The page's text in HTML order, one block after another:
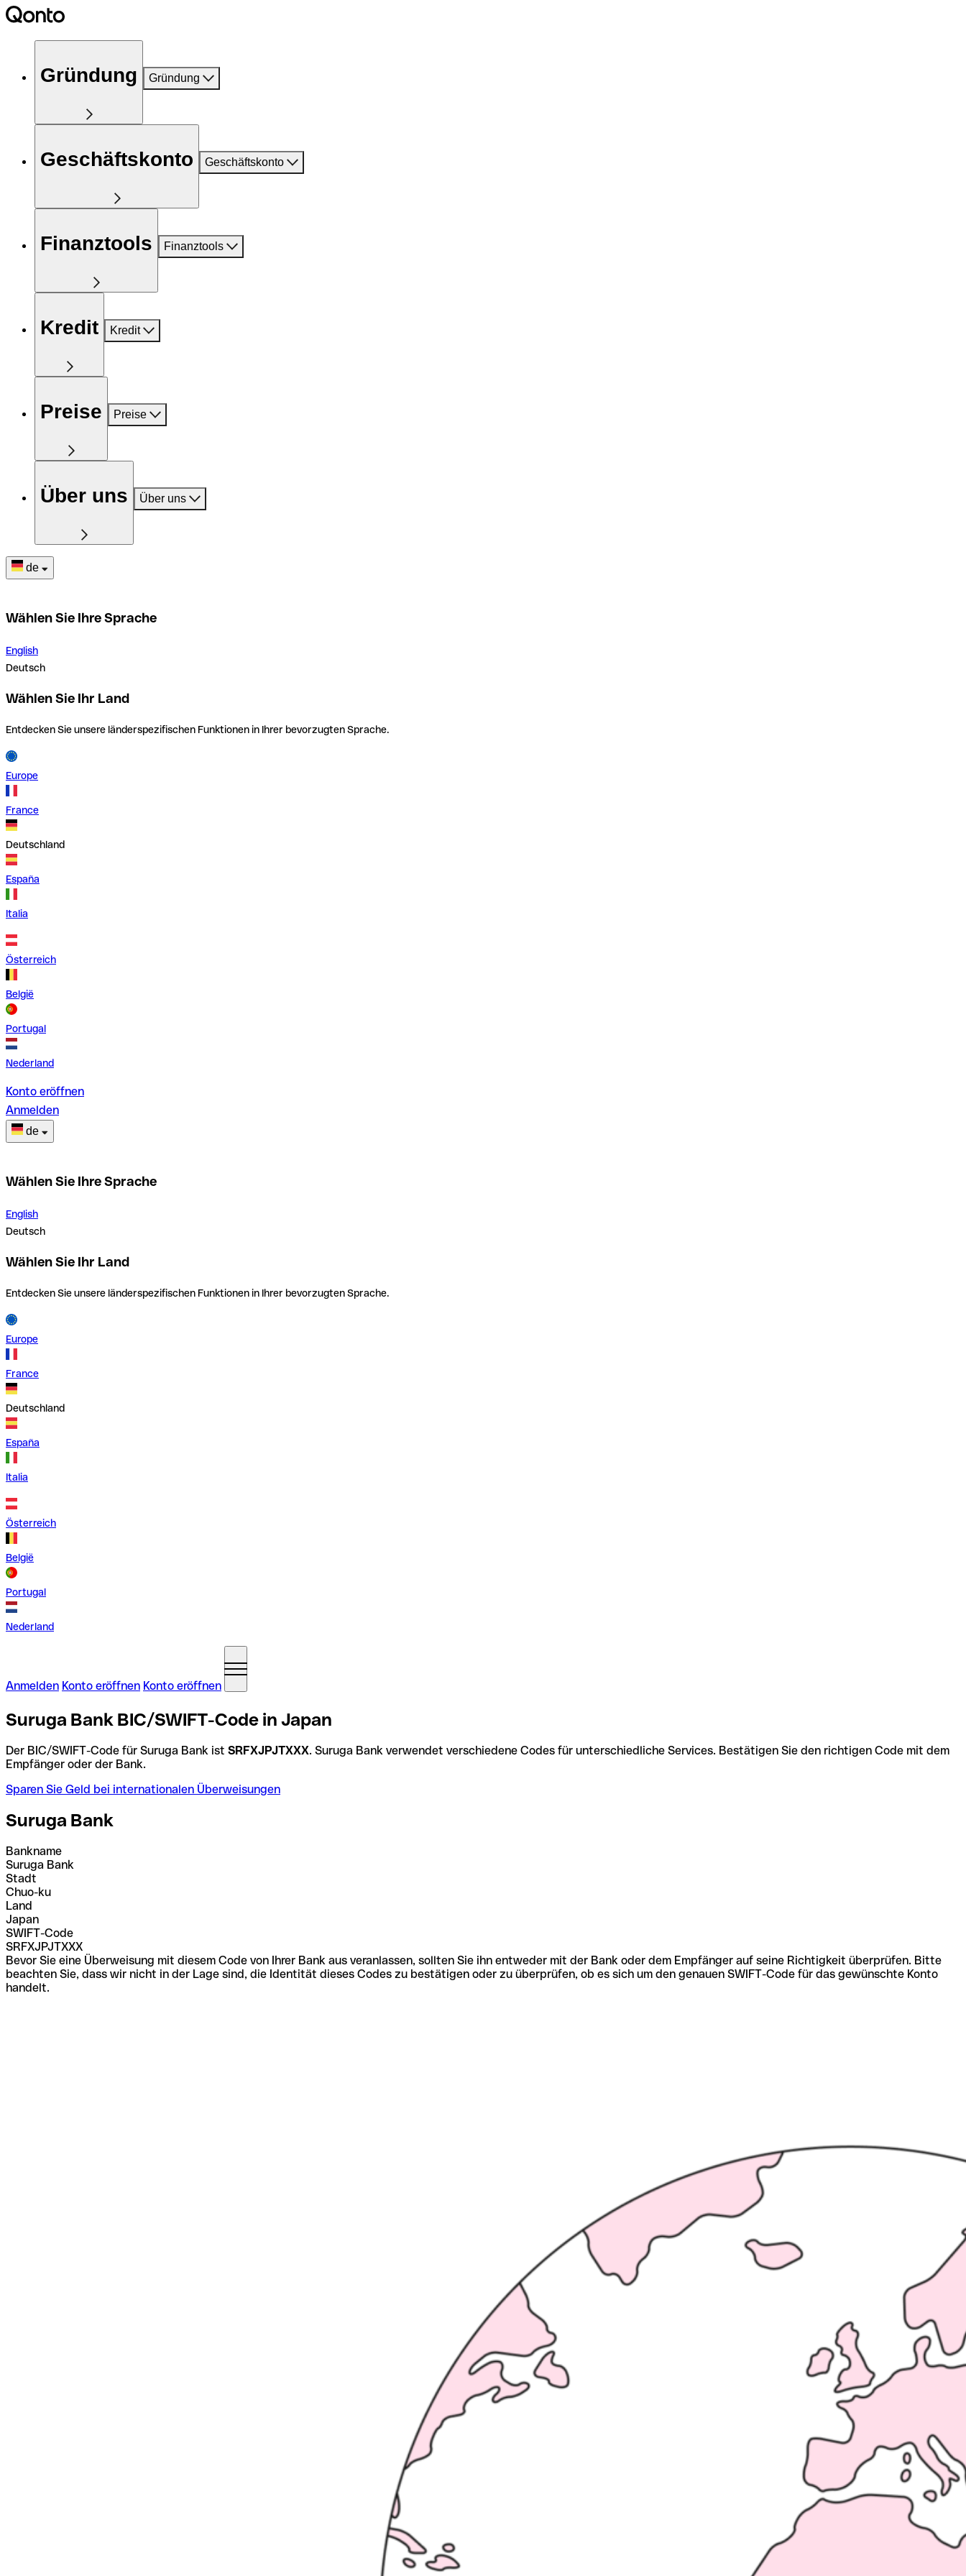
Gründung Gründung
Geschäftskonto Geschäftskonto
Finanztools Finanztools
Kredit Kredit
Preise Preise
Über uns Über uns
de
Wählen Sie Ihre Sprache
English
Deutsch
Wählen Sie Ihr Land
Entdecken Sie unsere länderspezifischen Funktionen in Ihrer bevorzugten Sprache.
Europe
France
Deutschland
España
Italia
Österreich
België
Portugal
Nederland
Konto eröffnen
Anmelden
de
Wählen Sie Ihre Sprache
English
Deutsch
Wählen Sie Ihr Land
Entdecken Sie unsere länderspezifischen Funktionen in Ihrer bevorzugten Sprache.
Europe
France
Deutschland
España
Italia
Österreich
België
Portugal
Nederland
Anmelden Konto eröffnen Konto eröffnen
Suruga Bank BIC/SWIFT-Code in Japan
Der BIC/SWIFT-Code für Suruga Bank ist SRFXJPJTXXX. Suruga Bank verwendet verschiedene Codes für unterschiedliche Services. Bestätigen Sie den richtigen Code mit dem
Empfänger oder der Bank.
Sparen Sie Geld bei internationalen Überweisungen
Suruga Bank
Bankname
Suruga Bank
Stadt
Chuo-ku
Land
Japan
SWIFT-Code
SRFXJPJTXXX
Bevor Sie eine Überweisung mit diesem Code von Ihrer Bank aus veranlassen, sollten Sie ihn entweder mit der Bank oder dem Empfänger auf seine Richtigkeit überprüfen. Bitte
beachten Sie, dass wir nicht in der Lage sind, die Identität dieses Codes zu bestätigen oder zu überprüfen, ob es sich um den genauen SWIFT-Code für das gewünschte Konto
handelt.